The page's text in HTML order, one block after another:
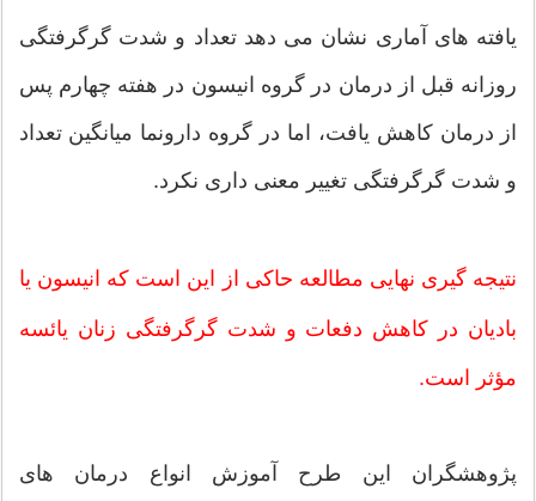
یافته های آماری نشان می دهد تعداد و شدت گرگرفتگی
روزانه قبل از درمان در گروه انیسون در هفته چهارم پس
از درمان کاهش یافت، اما در گروه دارونما میانگین تعداد
و شدت گرگرفتگی تغییر معنی داری نكرد.
نتیجه گیری نهایی مطالعه حاکی از این است که انیسون یا
بادیان در كاهش دفعات و شدت گرگرفتگی زنان یائسه
مؤثر است.
پژوهشگران این طرح آموزش انواع درمان های